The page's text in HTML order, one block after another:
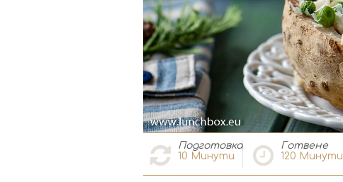
Подготовка
10 Минути
Готвене
120 Минути